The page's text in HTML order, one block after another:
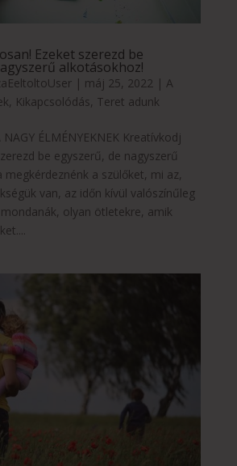
Ezeket szerezd be
alkotásokhoz!
| máj 25, 2022| A
, Kikapcsolódás, Teret adunk
NAGY ÉLMÉNYEKNEK Kreatívkodj
be egyszerű, de nagyszerű
megkérdeznénk a szülőket, mi az,
van, az időn kívül valószínűleg
olyan ötletekre, amik